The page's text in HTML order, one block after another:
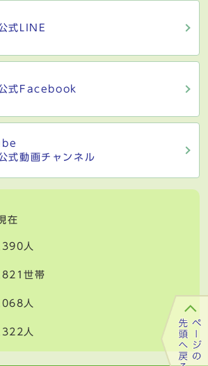
式LINE
式Facebook
式動画チャンネル
在
人
世帯
人
人